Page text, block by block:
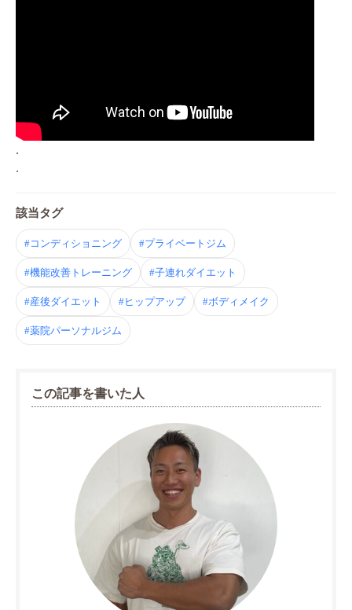
.
.
該当タグ
#コンディショニング #プライベートジム
#機能改善トレーニング #子連れダイエット
#産後ダイエット #ヒップアップ #ボディメイク
#薬院パーソナルジム
この記事を書いた人